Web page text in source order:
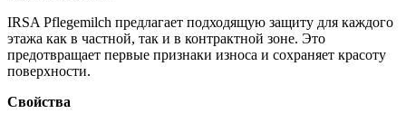
IRSA Pflegemilch предлагает подходящую защиту для каждого
этажа как в частной, так и в контрактной зоне. Это
предотвращает первые признаки износа и сохраняет красоту
поверхности.
Свойства